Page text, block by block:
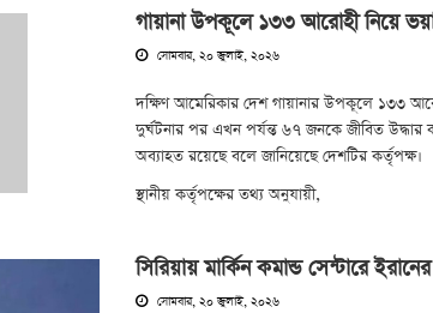
গায়ানা উপকূলে ১৩৩ আরোহী নিয়ে
সোমবার, ২০ জুলাই, ২০২৬
দক্ষিণ আমেরিকার দেশ গায়ানার উপকূলে ১৩৩
দুর্ঘটনার পর এখন পর্যন্ত ৬৭ জনকে জীবিত উদ্ধার
অব্যাহত রয়েছে বলে জানিয়েছে দেশটির কর্তৃপক্ষ।
স্থানীয় কর্তৃপক্ষের তথ্য অনুযায়ী,
সিরিয়ায় মার্কিন কমান্ড সেন্টারে
সোমবার, ২০ জুলাই, ২০২৬